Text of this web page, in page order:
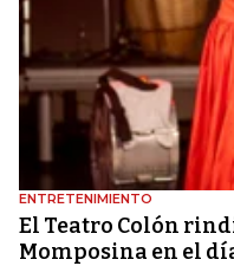
ENTRETENIMIENTO
El Teatro Colón
Momposina en el